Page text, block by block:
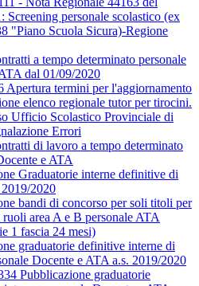
Screening personale scolastico (ex
"Piano Scuola Sicura)-Regione
a tempo determinato personale
dal 01/09/2020
Apertura termini per l'aggiornamento
elenco regionale tutor per tirocini.
Ufficio Scolastico Provinciale di
Errori
di lavoro a tempo determinato
e ATA
Graduatorie interne definitive di
2020
bandi di concorso per soli titoli per
ruoli area A e B personale ATA
1 fascia 24 mesi)
graduatorie definitive interne di
Docente e ATA a.s. 2019/2020
Pubblicazione graduatorie